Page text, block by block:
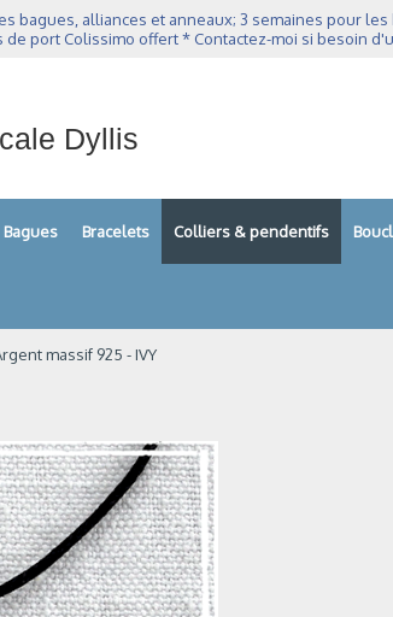
bagues, alliances et anneaux; 3 semaines pour
de port Colissimo offert * Contactez-moi si besoin
Dyllis
Bagues Bracelets Colliers & pendentifs
massif 925 - IVY